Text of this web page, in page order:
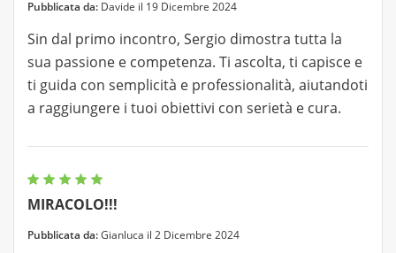
Pubblicata da: Davide il 19 Dicembre 2024
Sin dal primo incontro, Sergio dimostra tutta la
sua passione e competenza. Ti ascolta, ti capisce e
ti guida con semplicità e professionalità, aiutandoti
a raggiungere i tuoi obiettivi con serietà e cura.
MIRACOLO!!!
Pubblicata da:Gianluca il 2 Dicembre 2024